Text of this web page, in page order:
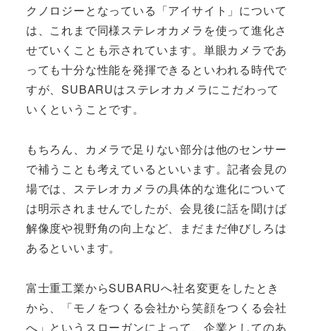
クノロジーとなっている「アイサイト」について
は、これまで同様ステレオカメラを使って進化さ
せていくことも示されています。単眼カメラであ
っても十分な性能を発揮できるといわれる時代で
すが、SUBARUはステレオカメラにこだわって
いくということです。
もちろん、カメラで足りない部分は他のセンサー
で補うことも考えているといいます。記者会見の
場では、ステレオカメラの具体的な進化について
は明示されませんでしたが、会見後に話を聞けば
解像度や視野角の向上など、まだまだ伸びしろは
あるといいます。
富士重工業からSUBARUへ社名変更をしたとき
から、「モノをつくる会社から笑顔をつくる会社
へ」というスローガンによって、企業としてのあ